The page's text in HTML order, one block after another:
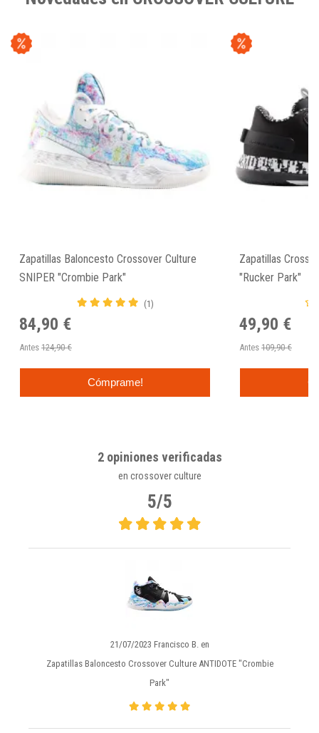
Zapatillas Baloncesto Crossover Culture
SNIPER "Crombie Park"
(1)
84,90 €
Antes 124,90 €
Cómprame!
Zapatillas
"Rucker Park"
49,90 €
Antes 109,90 €
2 opiniones verificadas
en crossover culture
5/5
21/07/2023 Francisco B. en
Zapatillas Baloncesto Crossover Culture ANTIDOTE "Crombie
Park"